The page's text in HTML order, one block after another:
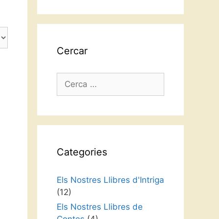
Cercar
Cerca:
Categories
Els Nostres Llibres d'Intriga
(12)
Els Nostres Llibres de